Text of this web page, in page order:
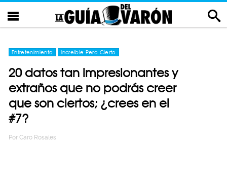
Entretenimiento Increíble Pero Cierto
20 datos tan impresionantes y
extraños que no podrás creer
que son ciertos; ¿crees en el
#7?
Por Caro Rosales